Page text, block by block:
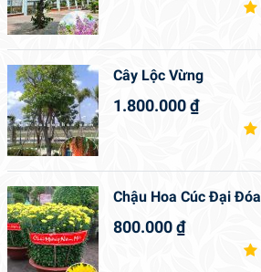
Cây Lộc Vừng
1.800.000₫
Chậu Hoa Cúc Đại Đóa
800.000₫